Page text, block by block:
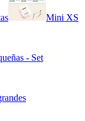
Mini XS
- Set